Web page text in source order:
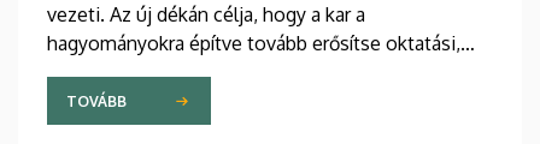
vezeti. Az új dékán célja, hogy a kar a
hagyományokra építve tovább erősítse oktatási,
kutatási és nemzetközi pozícióját. Kiemelt
feladatként jelölte meg az orvosképzés további
folyamatos fejlesztését, különös tekintettel a
TOVÁBB